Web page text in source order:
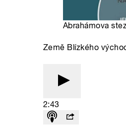
Abrahámova
Země Blízkého
2:43